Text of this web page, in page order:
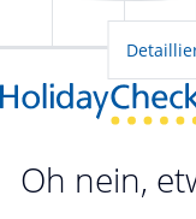
Oh nein,